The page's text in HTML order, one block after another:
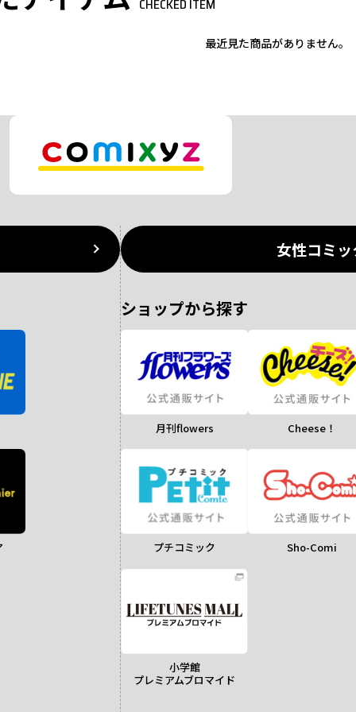
CHECKED ITEM
最近見た商品がありません。
女性コミ
ショップから探す
月刊flowers Cheese！
プチコミック Sho-Comi
小学館
プレミアムブロマイド